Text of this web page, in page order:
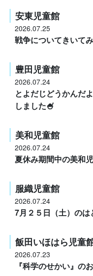
安東児童館
2026.07.25
戦争についてきいて
豊田児童館
2026.07.24
とよだじどうかん
しました🍧
美和児童館
2026.07.24
夏休み期間中の美和
服織児童館
2026.07.24
7月２５日（土）の
飯田いほはら児童
2026.07.23
『科学のせかい』の